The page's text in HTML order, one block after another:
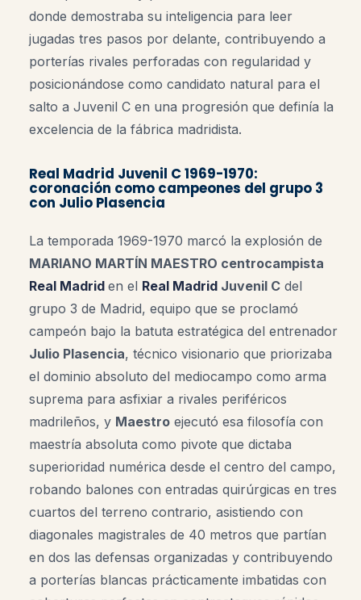
donde demostraba su inteligencia para leer
jugadas tres pasos por delante, contribuyendo a
porterías rivales perforadas con regularidad y
posicionándose como candidato natural para el
salto a Juvenil C en una progresión que definía la
excelencia de la fábrica madridista.
Real Madrid Juvenil C 1969-1970:
coronación como campeones del grupo 3
con Julio Plasencia
La temporada 1969-1970 marcó la explosión de
MARIANO MARTÍN MAESTRO centrocampista
Real Madrid en el Real Madrid Juvenil C del
grupo 3 de Madrid, equipo que se proclamó
campeón bajo la batuta estratégica del entrenador
Julio Plasencia, técnico visionario que priorizaba
el dominio absoluto del mediocampo como arma
suprema para asfixiar a rivales periféricos
madrileños, y Maestro ejecutó esa filosofía con
maestría absoluta como pivote que dictaba
superioridad numérica desde el centro del campo,
robando balones con entradas quirúrgicas en tres
cuartos del terreno contrario, asistiendo con
diagonales magistrales de 40 metros que partían
en dos las defensas organizadas y contribuyendo
a porterías blancas prácticamente imbatidas con